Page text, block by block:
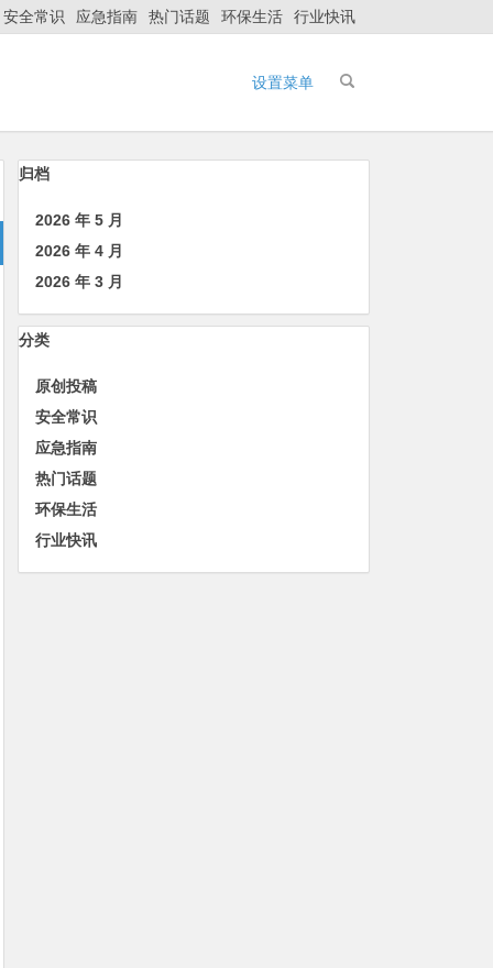
安全常识 应急指南 热门话题 环保生活 行业快讯
设置菜单
归档
2026 年 5 月
2026 年 4 月
2026 年 3 月
分类
原创投稿
安全常识
应急指南
热门话题
环保生活
行业快讯